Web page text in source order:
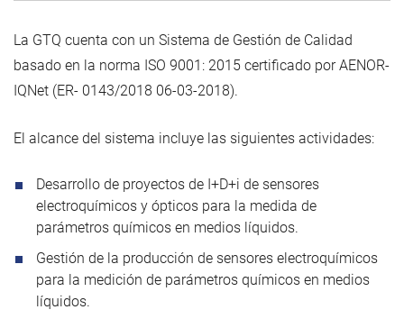
La GTQ cuenta con un Sistema de Gestión de Calidad
basado en la norma ISO 9001: 2015 certificado por AENOR-
IQNet (ER- 0143/2018 06-03-2018).
El alcance del sistema incluye las siguientes actividades:
Desarrollo de proyectos de I+D+i de sensores
electroquímicos y ópticos para la medida de
parámetros químicos en medios líquidos.
Gestión de la producción de sensores electroquímicos
para la medición de parámetros químicos en medios
líquidos.